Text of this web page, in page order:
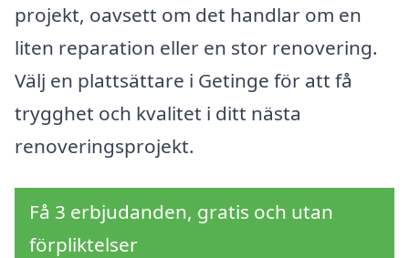
projekt, oavsett om det handlar om en
liten reparation eller en stor renovering.
Välj en plattsättare i Getinge för att få
trygghet och kvalitet i ditt nästa
renoveringsprojekt.
Få 3 erbjudanden, gratis och utan
förpliktelser